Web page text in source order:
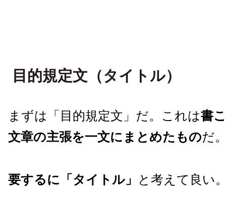
目的規定文（タイトル）
まずは「目的規定文」だ。これは書
文章の主張を一文にまとめたものだ
要するに「タイトル」 と考えて良い